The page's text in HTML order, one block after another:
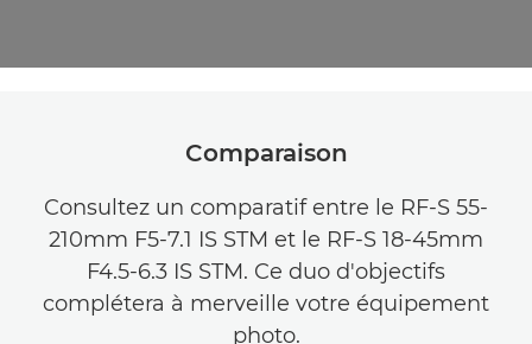
Comparaison
Consultez un comparatif entre le RF-S 55-
210mm F5-7.1 IS STM et le RF-S 18-45mm
F4.5-6.3 IS STM. Ce duo d'objectifs
complétera à merveille votre équipement
photo.